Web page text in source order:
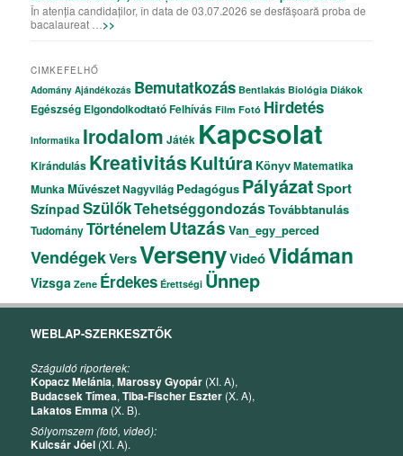
În atenția candidaților, în data de 03.07.2026 se desfășoară proba de
bacalaureat … >>
CIMKEFELHŐ
Adomány Ajándékozás Bemutatkozás Bentlakás Biológia Diákok
Egészség ElgondolkodtatóFelhívás Film Fotó Hirdetés
Informatika Irodalom Játék Kapcsolat
Kirándulás KreativitásKultúra KönyvMatematika
MunkaMűvészetNagyvilág Pedagógus PályázatSport
Színpad SzülőkTehetséggondozásTovábbtanulás
TudományTörténelem Utazás Van_egy_perced
VendégekVersVersenyVideóVidáman
Vizsga Zene Érdekes Érettségi Ünnep
WEBLAP-SZERKESZTŐK
Száguldó riporterek:
Kopacz Melánia,Marossy Gyopár (XI. A),
Budacsek Tímea,Tiba-Fischer Eszter (X. A),
Lakatos Emma (X. B).
Sólyomszem (fotó, videó):
Kulcsár Jóel (XI. A).